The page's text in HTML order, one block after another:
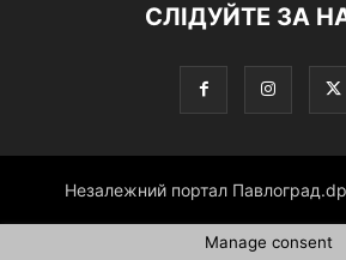
СЛІДУЙТЕ ЗА
Незалежний портал
Manage consent